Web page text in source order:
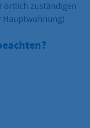
örtlich zuständigen
Hauptwohnung)